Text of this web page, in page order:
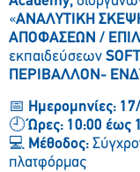
«ΑΝΑΛΥΤΙΚΗ
ΑΠΟΦΑΣΕΩΝ /
εκπαιδεύσεων
ΠΕΡΙΒΑΛΛΟΝ-
📅 Ημερομηνίες:
🕘Ώρες: 10:00 έως
💻 Μέθοδος:
πλατφόρμας